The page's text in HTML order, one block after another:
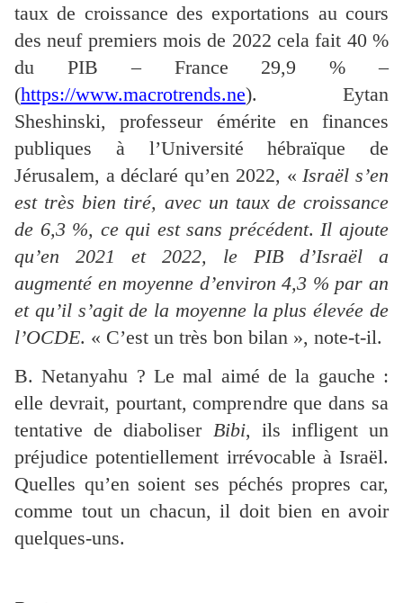
taux de croissance des exportations au cours
des neuf premiers mois de 2022 cela fait 40 %
du PIB – France 29,9 % –
(https://www.macrotrends.ne). Eytan
Sheshinski, professeur émérite en finances
publiques à l’Université hébraïque de
Jérusalem, a déclaré qu’en 2022, « Israël s’en
est très bien tiré, avec un taux de croissance
de 6,3 %, ce qui est sans précédent. Il ajoute
qu’en 2021 et 2022, le PIB d’Israël a
augmenté en moyenne d’environ 4,3 % par an
et qu’il s’agit de la moyenne la plus élevée de
l’OCDE. « C’est un très bon bilan », note-t-il.
B. Netanyahu ? Le mal aimé de la gauche :
elle devrait, pourtant, comprendre que dans sa
tentative de diaboliser Bibi, ils infligent un
préjudice potentiellement irrévocable à Israël.
Quelles qu’en soient ses péchés propres car,
comme tout un chacun, il doit bien en avoir
quelques-uns.